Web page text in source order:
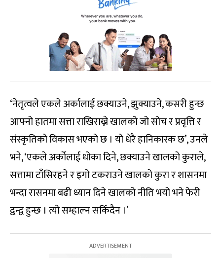
‘नेतृत्वले एकले अर्कालाई छक्याउने, झुक्याउने, कसरी हुन्छ
आफ्नो हातमा सत्ता राखिराख्ने खालको जो सोच र प्रवृत्ति र
संस्कृतिको विकास भएको छ । यो धेरै हानिकारक छ’, उनले
भने, ‘एकले अर्कोलाई धोका दिने, छक्याउने खालको कुराले,
सत्तामा टाँसिरहने र इगो टकराउने खालको कुरा र शासनमा
भन्दा रासनमा बढी ध्यान दिने खालको नीति भयो भने फेरी
द्वन्द्व हुन्छ । त्यो सम्हाल्न सकिँदैन ।’